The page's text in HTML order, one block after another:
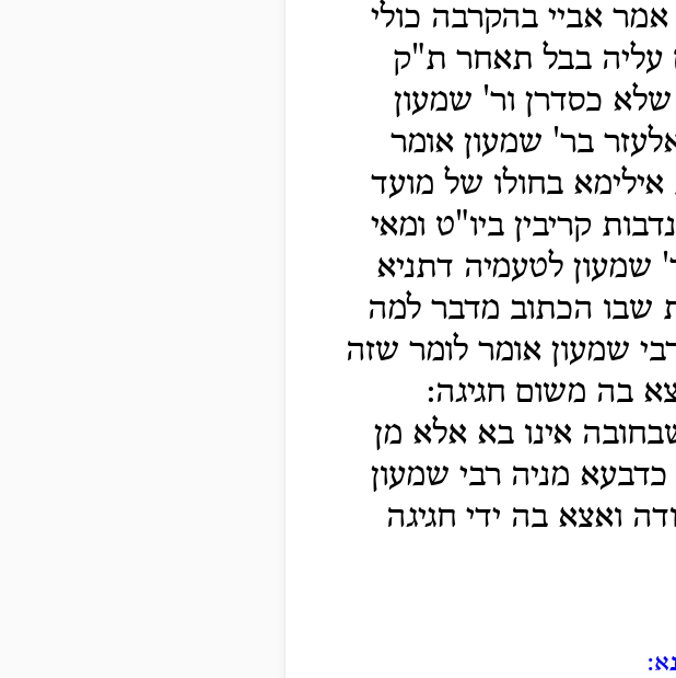
אמר אביי בהקרבה כולי
עליה בבל תאחר ת"ק
כסדרן ור' שמעון
בר' שמעון אומר
בחולו של מועד
קריבין ביו"ט ומאי
שמעון לטעמיה דתניא
שבו הכתוב מדבר למה
שמעון אומר לומר שזה
בה משום חגיגה:
אינו בא אלא מן
מניה רבי שמעון
ואצא בה ידי חגיגה